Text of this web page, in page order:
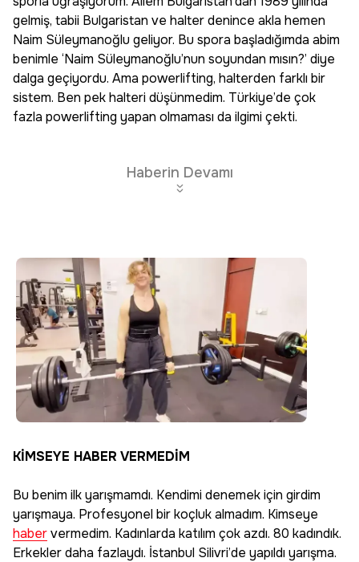
gelmiş, tabii Bulgaristan ve halter denince akla hemen
Naim Süleymanoğlu geliyor. Bu spora başladığımda abim
benimle ‘Naim Süleymanoğlu’nun soyundan mısın?’ diye
dalga geçiyordu. Ama powerlifting, halterden farklı bir
sistem. Ben pek halteri düşünmedim. Türkiye’de çok
fazla powerlifting yapan olmaması da ilgimi çekti.
Haberin Devamı
KİMSEYE HABER VERMEDİM
Bu benim ilk yarışmamdı. Kendimi denemek için girdim
yarışmaya. Profesyonel bir koçluk almadım. Kimseye
habervermedim. Kadınlarda katılım çok azdı. 80 kadındık.
Erkekler daha fazlaydı. İstanbul Silivri’de yapıldı yarışma.